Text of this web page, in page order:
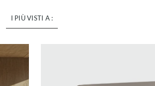
I PIÙ VISTI A :